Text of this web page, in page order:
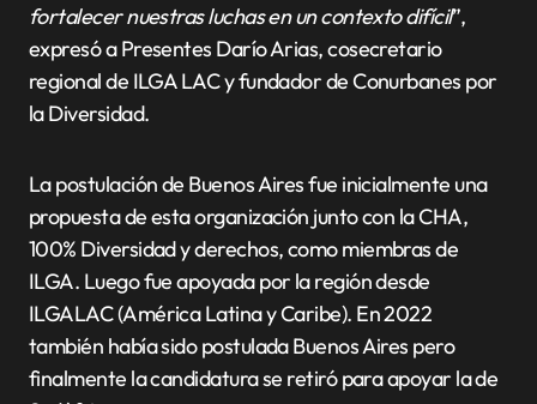
fortalecer nuestras luchas en un contexto difícil”,
expresó a Presentes Darío Arias, cosecretario
regional de ILGA LAC y fundador de Conurbanes por
la Diversidad.
La postulación de Buenos Aires fue inicialmente una
propuesta de esta organización junto con la CHA,
100% Diversidad y derechos, como miembras de
ILGA. Luego fue apoyada por la región desde
ILGALAC (América Latina y Caribe). En 2022
también había sido postulada Buenos Aires pero
finalmente la candidatura se retiró para apoyar la de